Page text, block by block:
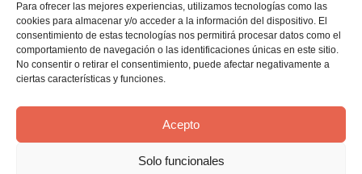
Para ofrecer las mejores experiencias, utilizamos tecnologías como las
cookies para almacenar y/o acceder a la información del dispositivo. El
consentimiento de estas tecnologías nos permitirá procesar datos como el
comportamiento de navegación o las identificaciones únicas en este sitio.
No consentir o retirar el consentimiento, puede afectar negativamente a
ciertas características y funciones.
Acepto
Solo funcionales
Monasterio:monasterio@buenafuente.org
Información:informacion@buenafuente.org
Casa de acogida:acogida@buenafuente.org
Ángel Moreno:angel@buenafuente.org
© Buenafuente del Sistal 2025 |